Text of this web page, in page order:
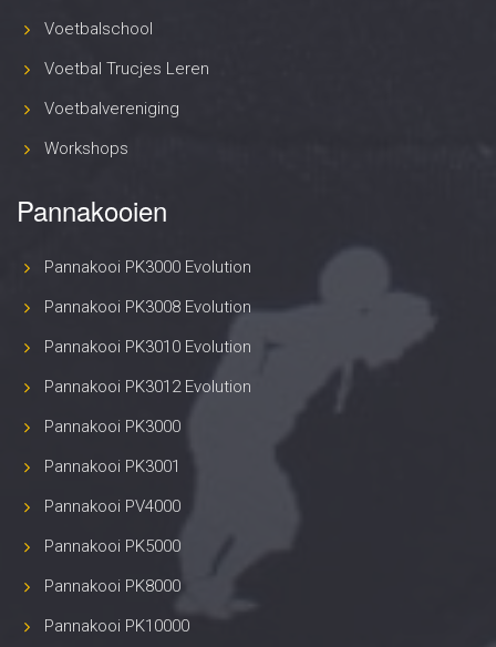
Voetbalschool
Voetbal Trucjes Leren
Voetbalvereniging
Workshops
Pannakooien
Pannakooi PK3000 Evolution
Pannakooi PK3008 Evolution
Pannakooi PK3010 Evolution
Pannakooi PK3012 Evolution
Pannakooi PK3000
Pannakooi PK3001
Pannakooi PV4000
Pannakooi PK5000
Pannakooi PK8000
Pannakooi PK10000